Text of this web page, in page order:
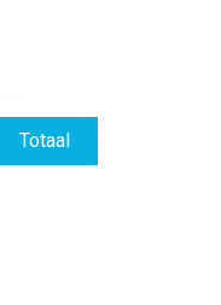
Totaal